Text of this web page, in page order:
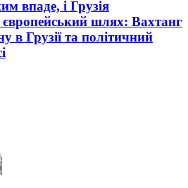
впаде, і Грузія
європейський шлях: Вахтанг
в Грузії та політичний